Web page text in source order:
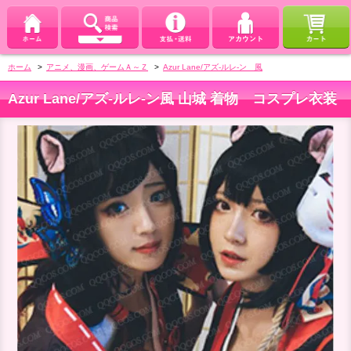
ホーム > アニメ、漫画、ゲームＡ～Ｚ > Azur Lane/アズ-ルレ-ン 風
Azur Lane/アズ-ルレ-ン風 山城 着物 コスプレ衣装